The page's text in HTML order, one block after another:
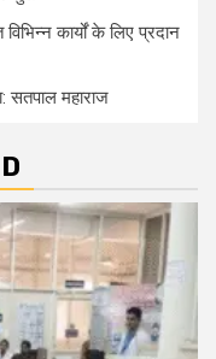
कार्यों के लिए प्रदान
सतपाल महाराज